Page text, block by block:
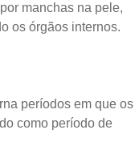
manchas na pele,
os órgãos internos.
períodos em que os
como período de